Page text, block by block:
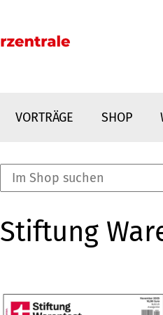
VORTRÄGE SHOP
Stiftung